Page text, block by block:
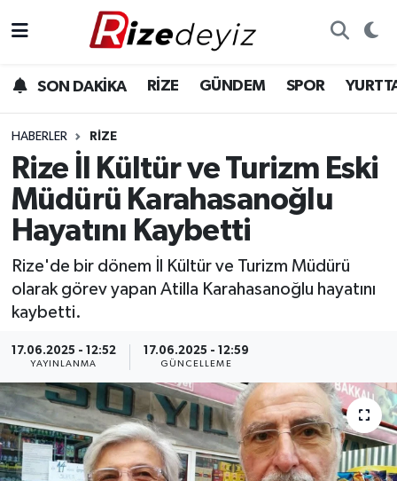
SON DAKİKA RİZE GÜNDEM SPOR
HABERLER RIZE
Rize İl Kültür ve Turizm Eski
Müdürü Karahasanoğlu
Hayatını Kaybetti
Rize'de bir dönem İl Kültür ve Turizm Müdürü
olarak görev yapan Atilla Karahasanoğlu hayatını
kaybetti.
17.06.2025 - 12:52
YAYINLANMA
17.06.2025 - 12:59
GÜNCELLEME
Gündem
Yurttan Haberler
Ekonomi
Teknoloji
Sağlık
Rize Hava Durumu
Rize Trafik Yoğunluk Haritası
Süper Lig Puan Durumu ve Fikstür
Tüm Manşetler
Son Dakika Haberleri